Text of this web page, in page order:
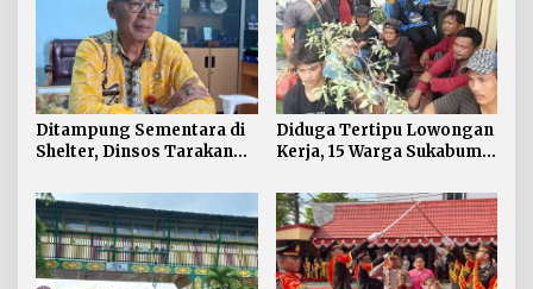
Ditampung Sementara di
Shelter, Dinsos Tarakan
Pekerja Asal Jawa Barat
Diduga Tertipu Lowongan
Kerja, 15 Warga Sukabumi